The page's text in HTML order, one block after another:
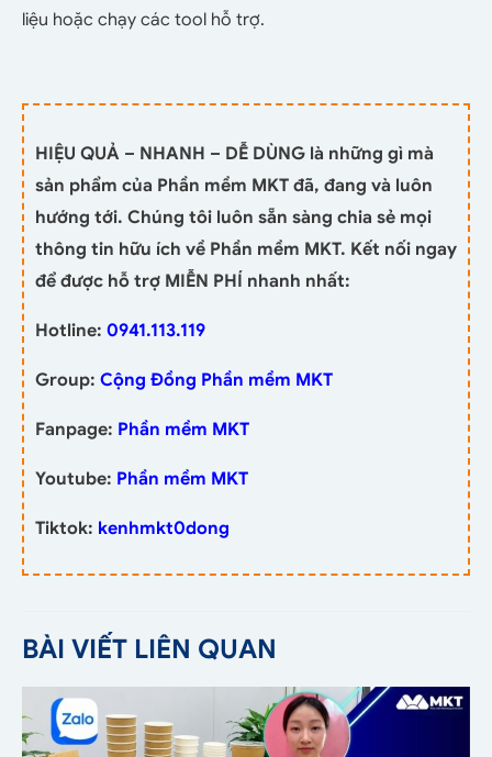
liệu hoặc chạy các tool hỗ trợ.
HIỆU QUẢ – NHANH – DỄ DÙNG là những gì mà
sản phẩm của Phần mềm MKT đã, đang và luôn
hướng tới. Chúng tôi luôn sẵn sàng chia sẻ mọi
thông tin hữu ích về Phần mềm MKT. Kết nối ngay
để được hỗ trợ MIỄN PHÍ nhanh nhất:
Hotline: 0941.113.119
Group: Cộng Đồng Phần mềm MKT
Fanpage: Phần mềm MKT
Youtube: Phần mềm MKT
Tiktok: kenhmkt0dong
BÀI VIẾT LIÊN QUAN